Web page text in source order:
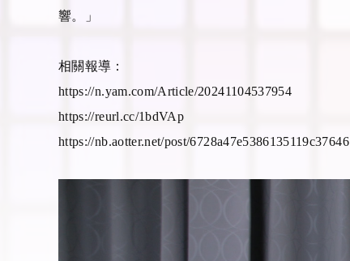
響。」
相關報導：
https://n.yam.com/Article/20241104537954
https://reurl.cc/1bdVAp
https://nb.aotter.net/post/6728a47e5386135119c37646